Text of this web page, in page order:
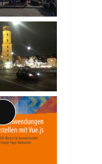
Lange
Beschreibung